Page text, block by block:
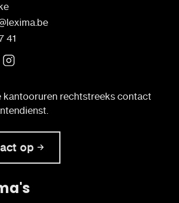
41
kantooruren rechtstreeks contact
op